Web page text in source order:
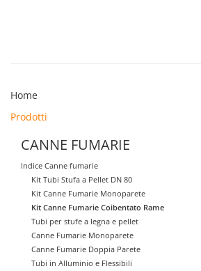
Home
Prodotti
CANNE FUMARIE
Indice Canne fumarie
Kit Tubi Stufa a Pellet DN 80
Kit Canne Fumarie Monoparete
Kit Canne Fumarie Coibentato Rame
Tubi per stufe a legna e pellet
Canne Fumarie Monoparete
Canne Fumarie Doppia Parete
Tubi in Alluminio e Flessibili